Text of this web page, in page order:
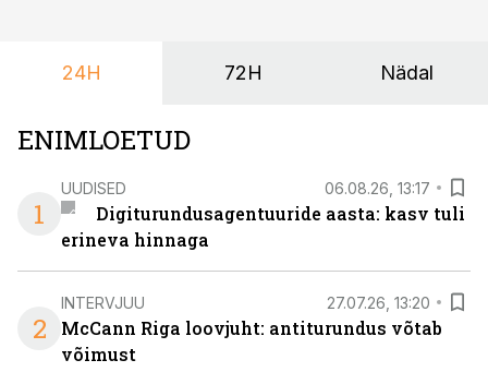
nendele vajadustele vastanud uuendusega, mis pakub
24H 72H Nädal
ENIMLOETUD
1
UUDISED 06.08.26, 13:17
Digiturundusagentuuride aasta: kasv tuli
erineva hinnaga
2
INTERVJUU 27.07.26, 13:20
McCann Riga loovjuht: antiturundus võtab
võimust